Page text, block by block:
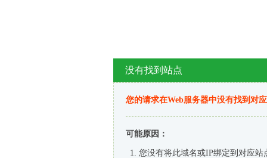
没有找到站点
您的请求在Web服务器中没有找到对
可能原因：
您没有将此域名或IP绑定到对应站